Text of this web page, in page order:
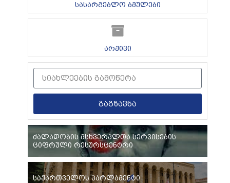
სასარგებლო ბმულები
არქივი
გაგზავნა
ძალადობის მსხვერპლთა სერვისების
ციფრული რესურსცენტრი
საქართველოს პარლამენტი